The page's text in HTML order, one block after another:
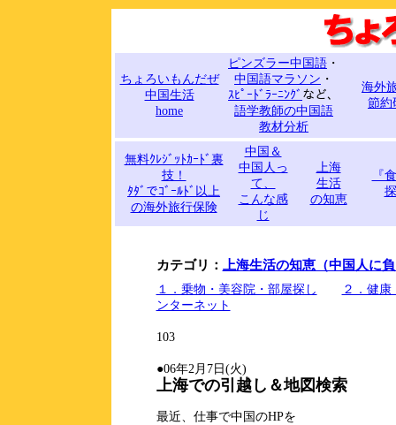
ちょろいもんだぜ
中国生活
home
ピンズラー中国語 ・
中国語マラソン ・
ｽﾋﾟｰﾄﾞﾗｰﾆﾝｸﾞ など、
語学教師の中国語
教材分析
海外
節約
無料ｸﾚｼﾞｯﾄｶｰﾄﾞ裏
技！
ﾀﾀﾞでｺﾞｰﾙﾄﾞ以上
の海外旅行保険
中国＆
中国人っ
て、
こんな感
じ
上海
生活
の知恵
『
カテゴリ： 上海生活の知恵（中国人に
１．乗物・美容院・部屋探し
２．健
ンターネット
103
●06年2月7日(火)
上海での引越し＆地図検索
最近、仕事で中国のHPを